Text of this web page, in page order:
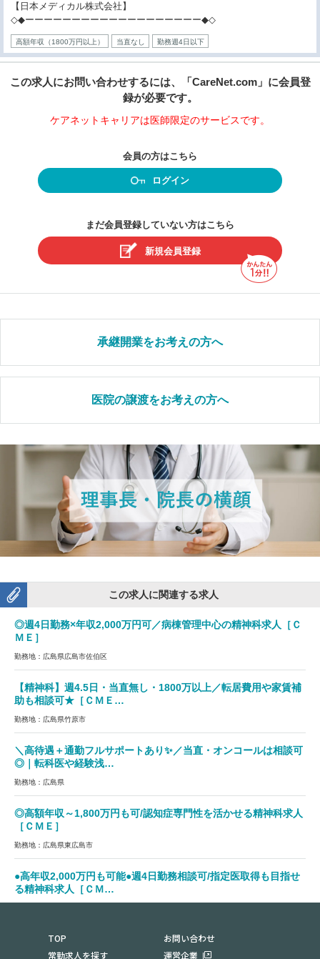
【日本メディカル株式会社】
◇◆ーーーーーーーーーーーーーーーーーーー◆◇
高額年収（1800万円以上） 当直なし 勤務週4日以下
この求人にお問い合わせするには、「CareNet.com」に会員登
録が必要です。
ケアネットキャリアは医師限定のサービスです。
会員の方はこちら
ログイン
まだ会員登録していない方はこちら
新規会員登録
承継開業をお考えの方へ
医院の譲渡をお考えの方へ
この求人に関連する求人
◎週4日勤務×年収2,000万円可／病棟管理中心の精神科求人［Ｃ
ＭＥ］
勤務地：広島県広島市佐伯区
【精神科】週4.5日・当直無し・1800万以上／転居費用や家賃補
助も相談可★［ＣＭＥ…
勤務地：広島県竹原市
＼高待遇＋通勤フルサポートあり✨／当直・オンコールは相談可
◎｜転科医や経験浅…
勤務地：広島県
◎高額年収～1,800万円も可/認知症専門性を活かせる精神科求人
［ＣＭＥ］
勤務地：広島県東広島市
●高年収2,000万円も可能●週4日勤務相談可/指定医取得も目指せ
る精神科求人［ＣＭ…
TOP
常勤求人を探す
お問い合わせ
運営企業